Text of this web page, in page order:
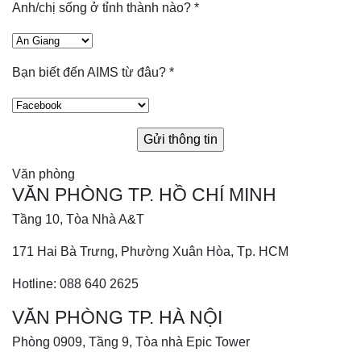
Anh/chị sống ở tỉnh thành nào? *
Bạn biết đến AIMS từ đâu? *
Văn phòng
VĂN PHÒNG TP. HỒ CHÍ MINH
Tầng 10, Tòa Nhà A&T
171 Hai Bà Trưng, Phường Xuân Hòa, Tp. HCM
Hotline: 088 640 2625
VĂN PHÒNG TP. HÀ NỘI
Phòng 0909, Tầng 9, Tòa nhà Epic Tower